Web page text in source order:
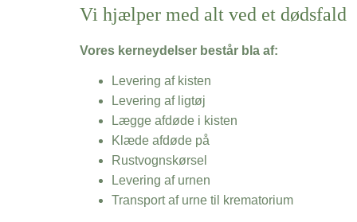
Vi hjælper med alt ved et dødsfald
Vores kerneydelser består bla af:
Levering af kisten
Levering af ligtøj
Lægge afdøde i kisten
Klæde afdøde på
Rustvognskørsel
Levering af urnen
Transport af urne til krematorium